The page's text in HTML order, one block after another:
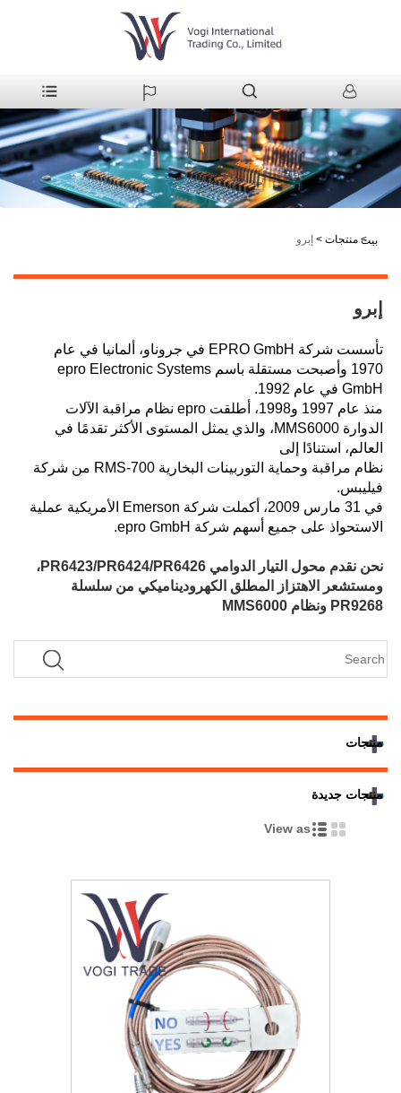
بيت
> منتجات > إبرو
إبرو
تأسست شركة EPRO GmbH في جروناو، ألمانيا في عام
1970 وأصبحت مستقلة باسم epro Electronic Systems
GmbH في عام 1992.
منذ عام 1997 و1998، أطلقت epro نظام مراقبة الآلات
الدوارة MMS6000، والذي يمثل المستوى الأكثر تقدمًا في
العالم، استنادًا إلى
نظام مراقبة وحماية التوربينات البخارية RMS-700 من شركة
فيليبس.
في 31 مارس 2009، أكملت شركة Emerson الأمريكية عملية
الاستحواذ على جميع أسهم شركة epro GmbH.
نحن نقدم محول التيار الدوامي PR6423/PR6424/PR6426،
ومستشعر الاهتزاز المطلق الكهروديناميكي من سلسلة
PR9268 ونظام MMS6000
منتجات
منتجات جديدة
View as